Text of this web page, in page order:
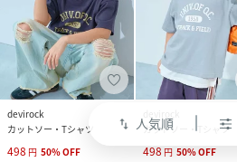
swap_vert 人気順
devirock
カットソー・Tシャツ
498 円 50%OFF
カットソー・Tシャツ
498 円 50%OFF